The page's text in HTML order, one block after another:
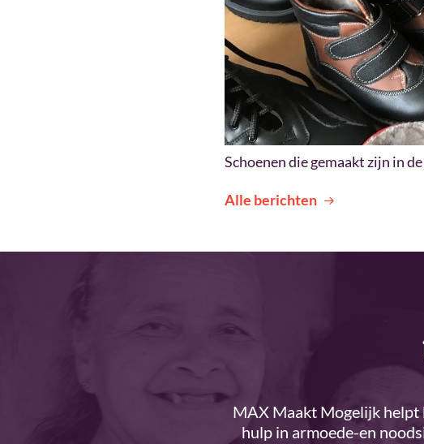
Schoenen die gemaakt zijn in
Alle berichten
MAX Maakt Mogelijk helpt
hulp in armoede-en